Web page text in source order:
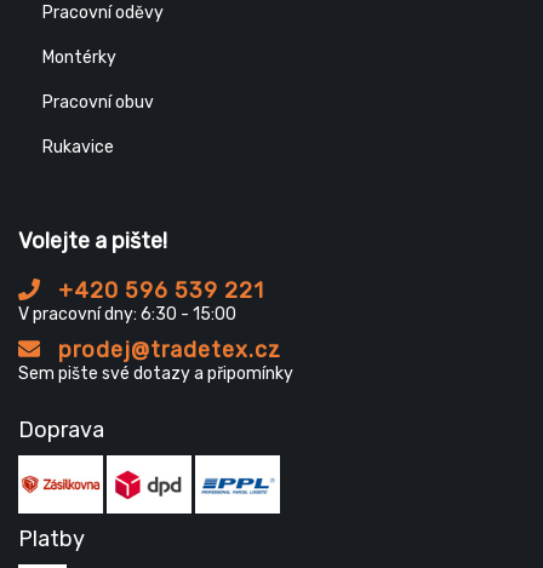
Pracovní oděvy
Montérky
Pracovní obuv
Rukavice
Volejte a pište!
+420 596 539 221
V pracovní dny: 6:30 - 15:00
prodej@tradetex.cz
Sem pište své dotazy a připomínky
Doprava
Platby